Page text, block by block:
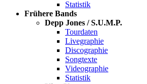
Statistik
Frühere Bands
Depp Jones / S.U.M.P.
Tourdaten
Livegraphie
Discographie
Songtexte
Videographie
Statistik